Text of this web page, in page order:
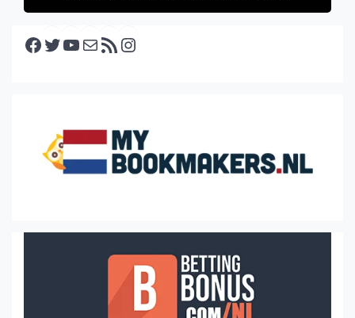
Facebook Twitter YouTube E-mail RSS feed